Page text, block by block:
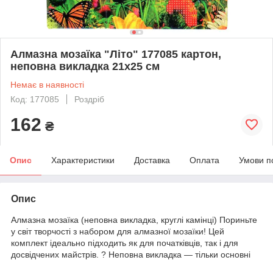
Алмазна мозаїка "Літо" 177085 картон,
неповна викладка 21х25 см
Немає в наявності
Код: 177085
Роздріб
162 ₴
Опис Характеристики Доставка Оплата Умови
Опис
Алмазна мозаїка (неповна викладка, круглі камінці) Пориньте
у світ творчості з набором для алмазної мозаїки! Цей
комплект ідеально підходить як для початківців, так і для
досвідчених майстрів. ? Неповна викладка — тільки основні